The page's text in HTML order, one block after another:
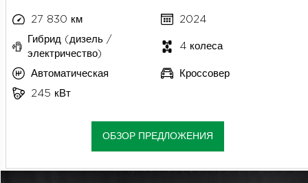
27 830 км
2024
Гибрид (дизель /
электричество)
4 колеса
Автоматическая
Кроссовер
245 кВт
ОБЗОР ПРЕДЛОЖЕНИЯ